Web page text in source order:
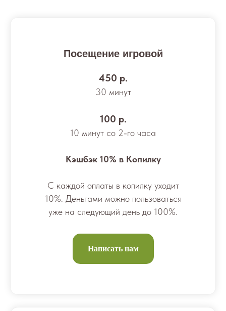
Посещение игровой
450 р.
30 минут
100 р.
10 минут со 2-го часа
Кэшбэк 10% в Копилку
С каждой оплаты в копилку уходит
10%. Деньгами можно пользоваться
уже на следующий день до 100%.
Написать нам